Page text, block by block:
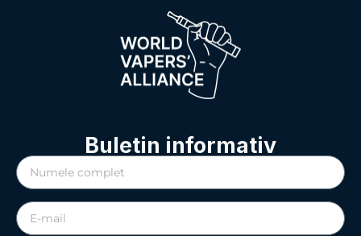
Buletin informativ